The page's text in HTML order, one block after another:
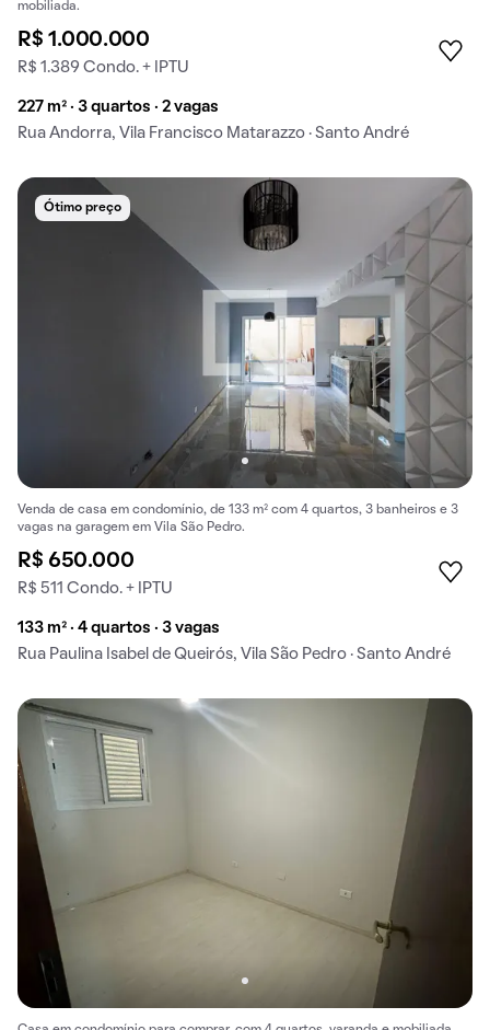
mobiliada.
R$ 1.000.000
R$ 1.389 Condo. + IPTU
227 m² · 3 quartos · 2 vagas
Rua Andorra, Vila Francisco Matarazzo · Santo André
Ótimo preço
Venda de casa em condomínio, de 133 m² com 4 quartos, 3 banheiros e 3
vagas na garagem em Vila São Pedro.
R$ 650.000
R$ 511 Condo. + IPTU
133 m² · 4 quartos · 3 vagas
Rua Paulina Isabel de Queirós, Vila São Pedro · Santo André